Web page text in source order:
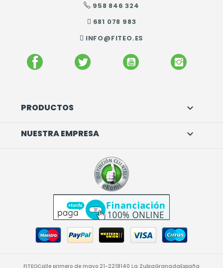
958 846 324
681 078 983
INFO@FITEO.ES
FACEBOOK TWITTER YOUTUBE
PRODUCTOS 
NUESTRA EMPRESA 
FITEOCalle primero de mayo 21-2218140 La ZubiaGranadaEspaña